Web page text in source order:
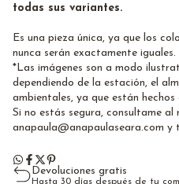
todas sus variantes.
Es una pieza única, ya que los
nunca serán exactamente iguales.
*Las imágenes son a modo
dependiendo de la estación, el
ambientales, ya que están
Si no estás segura, consultame
anapaula@anapaulaseara.com y
Devoluciones gratis
Hasta 30 días después de tu